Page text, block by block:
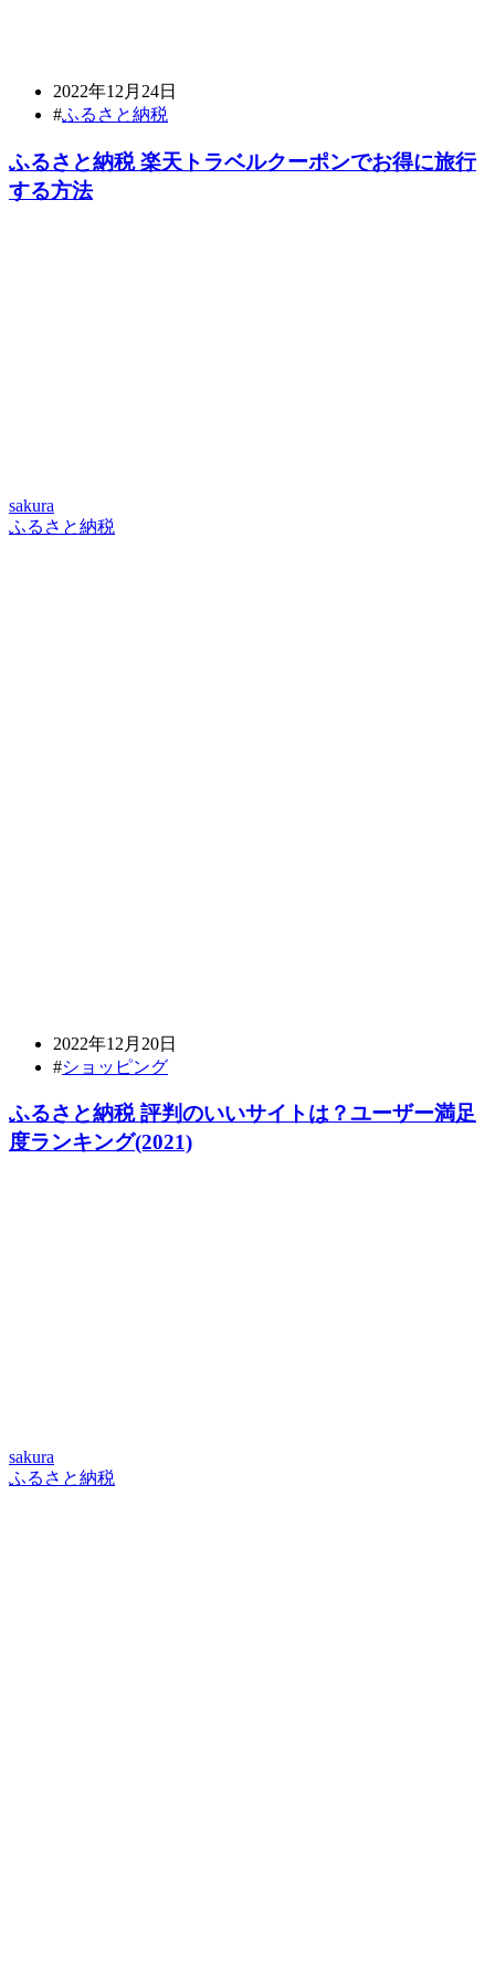
2022年12月24日
#ふるさと納税
ふるさと納税 楽天トラベルクーポンでお得に旅行
する方法
sakura
ふるさと納税
2022年12月20日
#ショッピング
ふるさと納税 評判のいいサイトは？ユーザー満足
度ランキング(2021)
sakura
ふるさと納税